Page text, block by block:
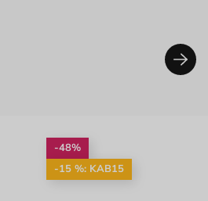
-48%
-15 %: KAB15